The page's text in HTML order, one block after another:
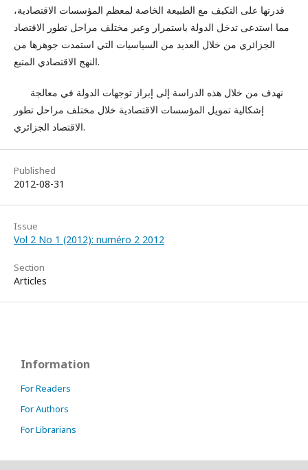
قدرتها على التكيف مع الطبيعة الخاصة لمعظم المؤسسات الاقتصادية،
مما استدعى تدخل الدولة باستمرار وعبر مختلف مراحل تطور الاقتصاد
الجزائري من خلال العديد من السياسيات التي استمدت جوهرها من
النهج الاقتصادي المتبع.
إشكالية تمويل المؤسسات الاقتصادية خلال مختلف مراحل تطور
الاقتصاد الجزائري.
Published
2012-08-31
Issue
Vol 2 No 1 (2012): numéro 2 2012
Section
Articles
Information
For Readers
For Authors
For Librarians